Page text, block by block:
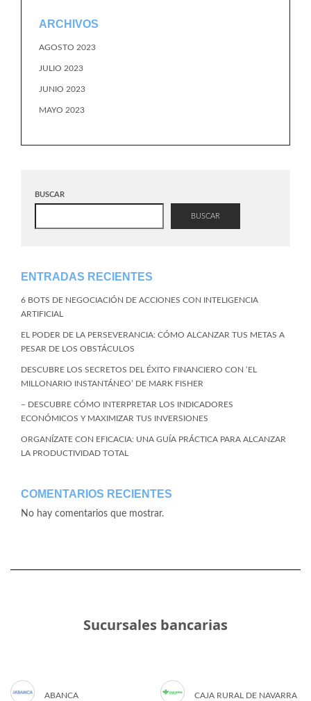
ARCHIVOS
AGOSTO 2023
JULIO 2023
JUNIO 2023
MAYO 2023
BUSCAR
BUSCAR
ENTRADAS RECIENTES
6 BOTS DE NEGOCIACIÓN DE ACCIONES CON INTELIGENCIA
ARTIFICIAL
EL PODER DE LA PERSEVERANCIA: CÓMO ALCANZAR TUS METAS A
PESAR DE LOS OBSTÁCULOS
DESCUBRE LOS SECRETOS DEL ÉXITO FINANCIERO CON ‘EL
MILLONARIO INSTANTÁNEO’ DE MARK FISHER
– DESCUBRE CÓMO INTERPRETAR LOS INDICADORES
ECONÓMICOS Y MAXIMIZAR TUS INVERSIONES
ORGANÍZATE CON EFICACIA: UNA GUÍA PRÁCTICA PARA ALCANZAR
LA PRODUCTIVIDAD TOTAL
COMENTARIOS RECIENTES
No hay comentarios que mostrar.
Sucursales bancarias
ABANCA CAJA RURAL DE NAVARRA